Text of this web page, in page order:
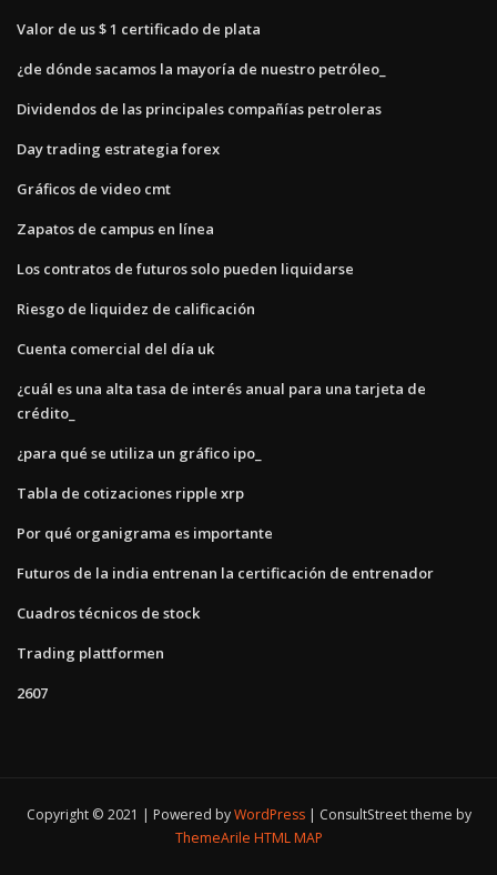
Valor de us $ 1 certificado de plata
¿de dónde sacamos la mayoría de nuestro petróleo_
Dividendos de las principales compañías petroleras
Day trading estrategia forex
Gráficos de video cmt
Zapatos de campus en línea
Los contratos de futuros solo pueden liquidarse
Riesgo de liquidez de calificación
Cuenta comercial del día uk
¿cuál es una alta tasa de interés anual para una tarjeta de
crédito_
¿para qué se utiliza un gráfico ipo_
Tabla de cotizaciones ripple xrp
Por qué organigrama es importante
Futuros de la india entrenan la certificación de entrenador
Cuadros técnicos de stock
Trading plattformen
2607
Copyright © 2021 | Powered byWordPress
ConsultStreet theme by
ThemeArile HTML MAP